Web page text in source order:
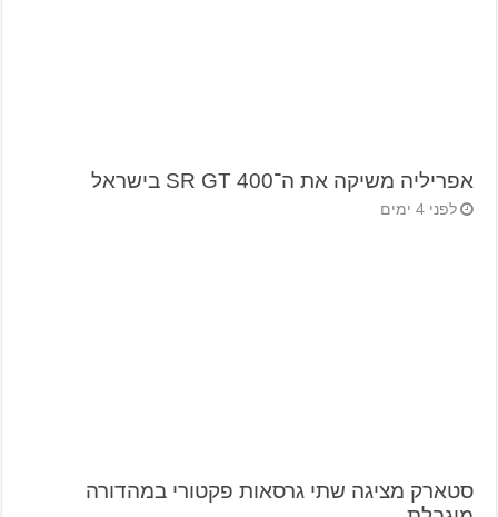
אפריליה משיקה את ה־SR GT 400 בישראל
לפני 4 ימים
סטארק מציגה שתי גרסאות פקטורי במהדורה